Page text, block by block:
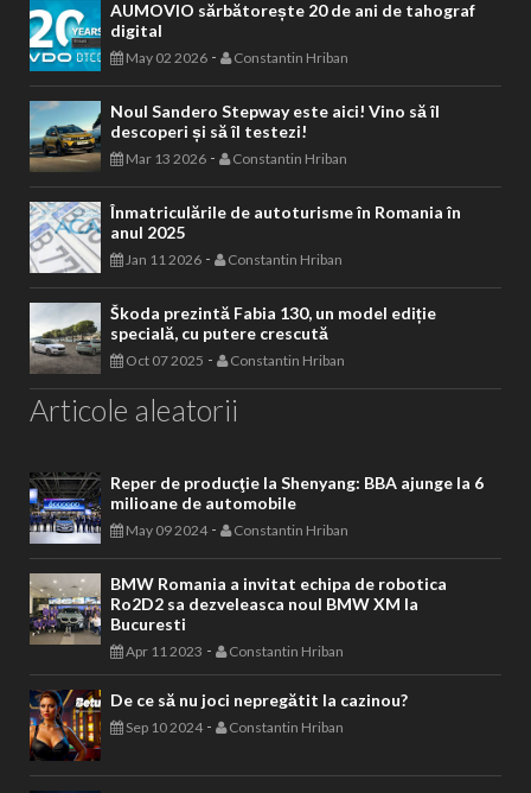
AUMOVIO sărbătorește 20 de ani de tahograf
digital
May 02 2026 - Constantin Hriban
Noul Sandero Stepway este aici! Vino să îl
descoperi și să îl testezi!
Mar 13 2026 - Constantin Hriban
Înmatriculările de autoturisme în Romania în
anul 2025
Jan 11 2026 - Constantin Hriban
Škoda prezintă Fabia 130, un model ediție
specială, cu putere crescută
Oct 07 2025 - Constantin Hriban
Articole aleatorii
Reper de producţie la Shenyang: BBA ajunge la 6
milioane de automobile
May 09 2024- Constantin Hriban
BMW Romania a invitat echipa de robotica
Ro2D2 sa dezveleasca noul BMW XM la
Bucuresti
Apr 11 2023 - Constantin Hriban
De ce să nu joci nepregătit la cazinou?
Sep 10 2024- Constantin Hriban